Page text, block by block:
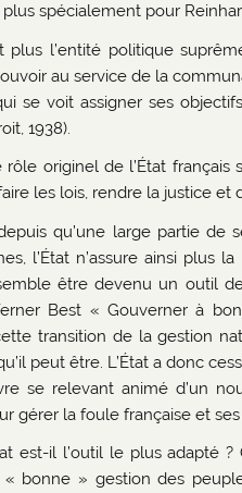
spécialement pour
plus l’entité politique
au service de la
se voit assigner ses
1938).
rôle originel de l’État
les lois, rendre la justice et
qu’une large partie de
l’État n’assure ainsi plus
être devenu un outil
Best « Gouverner à
transition de la gestion
peut être. L’État a donc
se relevant animé d’un
gérer la foule française et
est-il l’outil le plus adapté
« bonne » gestion des